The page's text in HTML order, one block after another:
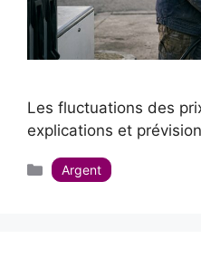
Les fluctuations des
explications et
Catégories
Argent